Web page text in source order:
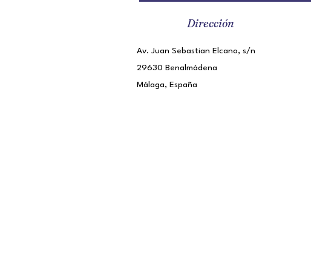
Dirección
Av. Juan Sebastian Elcano, s/n
29630 Benalmádena
Málaga, España